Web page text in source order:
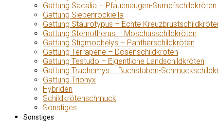
Gattung Sacalia – Pfauenaugen-Sumpfschildkröten
Gattung Siebenrockiella
Gattung Staurotypus – Echte
Gattung Sternotherus – Moschusschildkröten
Gattung Stigmochelys – Pantherschildkröten
Gattung Terrapene – Dosenschildkröten
Gattung Testudo – Eigentliche Landschildkröten
Gattung Trachemys – Buchstaben-
Gattung Trionyx
Hybriden
Schildkrötenschmuck
Sonstiges
Sonstiges